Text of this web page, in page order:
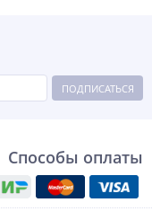
ПОДПИСАТЬСЯ
Способы оплаты